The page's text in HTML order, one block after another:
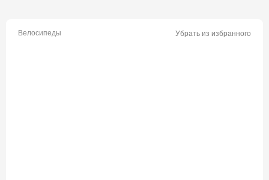
Велосипеды Убрать из избранного